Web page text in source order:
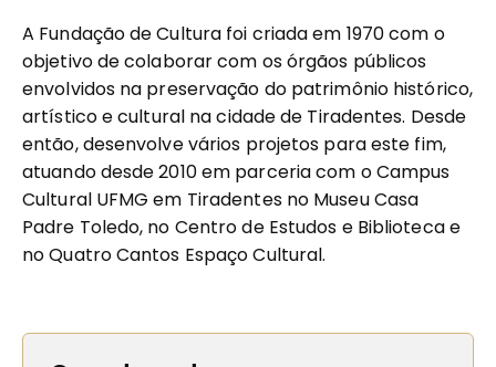
A Fundação de Cultura foi criada em 1970 com o
objetivo de colaborar com os órgãos públicos
envolvidos na preservação do patrimônio histórico,
artístico e cultural na cidade de Tiradentes. Desde
então, desenvolve vários projetos para este fim,
atuando desde 2010 em parceria com o Campus
Cultural UFMG em Tiradentes no Museu Casa
Padre Toledo, no Centro de Estudos e Biblioteca e
no Quatro Cantos Espaço Cultural.